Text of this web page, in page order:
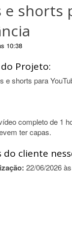
e shorts
10:38
Projeto:
e shorts para
completo de 1
ter capas.
do cliente
22/06/2026